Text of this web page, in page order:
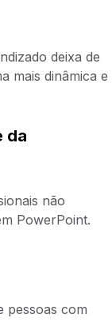
deixa de
mais dinâmica e
da
não
PowerPoint.
pessoas com